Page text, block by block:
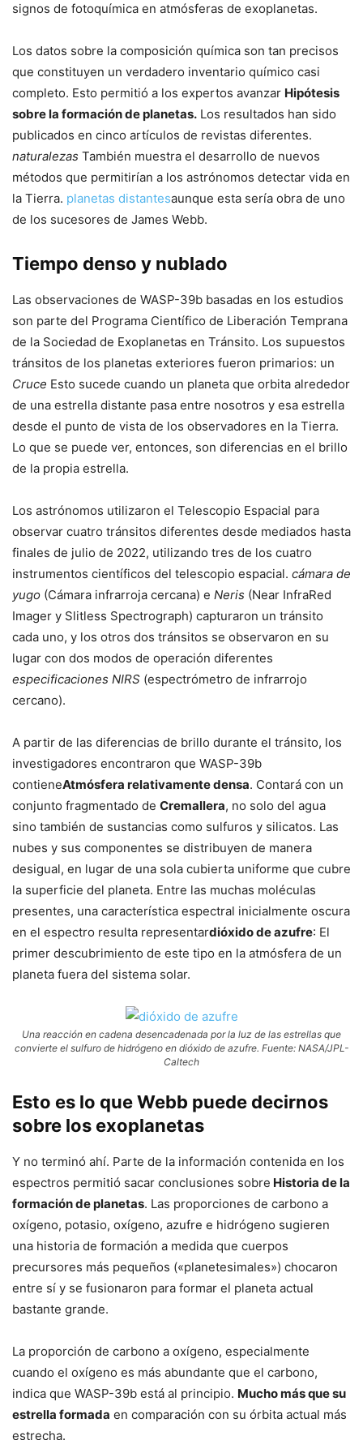
signos de fotoquímica en atmósferas de exoplanetas.
Los datos sobre la composición química son tan precisos
que constituyen un verdadero inventario químico casi
completo. Esto permitió a los expertos avanzar Hipótesis
sobre la formación de planetas. Los resultados han sido
publicados en cinco artículos de revistas diferentes.
naturalezas También muestra el desarrollo de nuevos
métodos que permitirían a los astrónomos detectar vida en
la Tierra. planetas distantesaunque esta sería obra de uno
de los sucesores de James Webb.
Tiempo denso y nublado
Las observaciones de WASP-39b basadas en los estudios
son parte del Programa Científico de Liberación Temprana
de la Sociedad de Exoplanetas en Tránsito. Los supuestos
tránsitos de los planetas exteriores fueron primarios: un
Cruce Esto sucede cuando un planeta que orbita alrededor
de una estrella distante pasa entre nosotros y esa estrella
desde el punto de vista de los observadores en la Tierra.
Lo que se puede ver, entonces, son diferencias en el brillo
de la propia estrella.
Los astrónomos utilizaron el Telescopio Espacial para
observar cuatro tránsitos diferentes desde mediados hasta
finales de julio de 2022, utilizando tres de los cuatro
instrumentos científicos del telescopio espacial. cámara de
yugo (Cámara infrarroja cercana) e Neris (Near InfraRed
Imager y Slitless Spectrograph) capturaron un tránsito
cada uno, y los otros dos tránsitos se observaron en su
lugar con dos modos de operación diferentes
especificaciones NIRS (espectrómetro de infrarrojo
cercano).
A partir de las diferencias de brillo durante el tránsito, los
investigadores encontraron que WASP-39b
contieneAtmósfera relativamente densa. Contará con un
conjunto fragmentado de Cremallera, no solo del agua
sino también de sustancias como sulfuros y silicatos. Las
nubes y sus componentes se distribuyen de manera
desigual, en lugar de una sola cubierta uniforme que cubre
la superficie del planeta. Entre las muchas moléculas
presentes, una característica espectral inicialmente oscura
en el espectro resulta representardióxido de azufre: El
primer descubrimiento de este tipo en la atmósfera de un
planeta fuera del sistema solar.
Una reacción en cadena desencadenada por la luz de las estrellas que
convierte el sulfuro de hidrógeno en dióxido de azufre. Fuente: NASA/JPL-
Caltech
Esto es lo que Webb puede decirnos
sobre los exoplanetas
Y no terminó ahí. Parte de la información contenida en los
espectros permitió sacar conclusiones sobre Historia de la
formación de planetas. Las proporciones de carbono a
oxígeno, potasio, oxígeno, azufre e hidrógeno sugieren
una historia de formación a medida que cuerpos
precursores más pequeños («planetesimales») chocaron
entre sí y se fusionaron para formar el planeta actual
bastante grande.
La proporción de carbono a oxígeno, especialmente
cuando el oxígeno es más abundante que el carbono,
indica que WASP-39b está al principio. Mucho más que su
estrella formada en comparación con su órbita actual más
estrecha.